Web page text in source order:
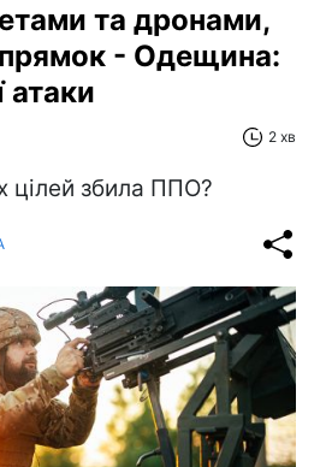
та дронами,
- Одещина:
атаки
2 хв
цілей збила ППО?